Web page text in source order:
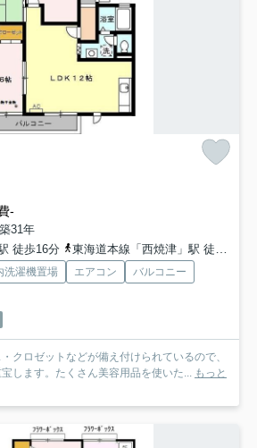
-
31年
徒歩16分
東海道本線「西焼津」駅 徒歩38分
洗濯機置場 エアコン
バルコニー
クロゼットなどが備え付けられているので、
します。たくさん美容用品を使いた... もっと